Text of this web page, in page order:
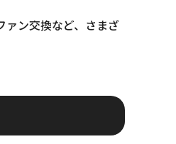
ン交換など、さまざ